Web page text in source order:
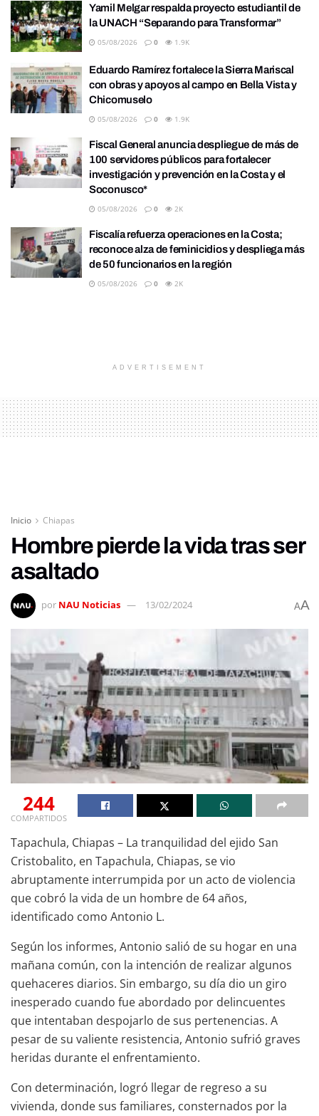
Yamil Melgar respalda proyecto estudiantil de
la UNACH “Separando para Transformar”
05/08/2026 0 1.9K
Eduardo Ramírez fortalece la Sierra Mariscal
con obras y apoyos al campo en Bella Vista y
Chicomuselo
05/08/2026 0 1.9K
Fiscal General anuncia despliegue de más de
100 servidores públicos para fortalecer
investigación y prevención en la Costa y el
Soconusco*
05/08/2026 0 2K
Fiscalía refuerza operaciones en la Costa;
reconoce alza de feminicidios y despliega más
de 50 funcionarios en la región
05/08/2026 0 2K
ADVERTISEMENT
Inicio Chiapas
Hombre pierde la vida tras ser
asaltado
por NAU Noticias 13/02/2024 AA
244
COMPARTIDOS
Tapachula, Chiapas – La tranquilidad del ejido San
Cristobalito, en Tapachula, Chiapas, se vio
abruptamente interrumpida por un acto de violencia
que cobró la vida de un hombre de 64 años,
identificado como Antonio L.
Según los informes, Antonio salió de su hogar en una
mañana común, con la intención de realizar algunos
quehaceres diarios. Sin embargo, su día dio un giro
inesperado cuando fue abordado por delincuentes
que intentaban despojarlo de sus pertenencias. A
pesar de su valiente resistencia, Antonio sufrió graves
heridas durante el enfrentamiento.
Con determinación, logró llegar de regreso a su
vivienda, donde sus familiares, consternados por la